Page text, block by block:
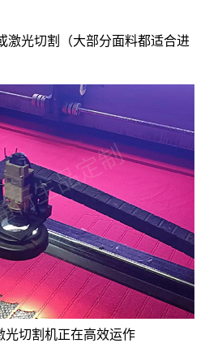
激光切割（大部分面料都适合进
光切割机正在高效运作